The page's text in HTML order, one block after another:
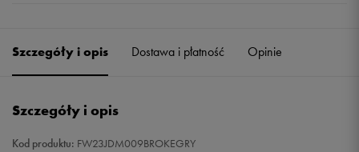
Szczegóły i opis Dostawa i płatność Opinie
Szczegóły i opis
Kod produktu: FW23JDM009BROKEGRY